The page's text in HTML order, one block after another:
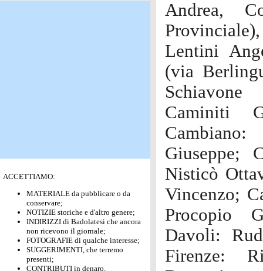
ACCETTIAMO:
MATERIALE da pubblicare o da
conservare;
NOTIZIE storiche e d'altro genere;
INDIRIZZI di Badolatesi che ancora
non ricevono il giornale;
FOTOGRAFIE di qualche interesse;
SUGGERIMENTI, che terremo
presenti;
CONTRIBUTI in denaro.
Andrea,
Lentini
(via
Caminiti
Giuseppe;
Nisticò
Vincenzo;
Procopio
Davoli:
Firenze: